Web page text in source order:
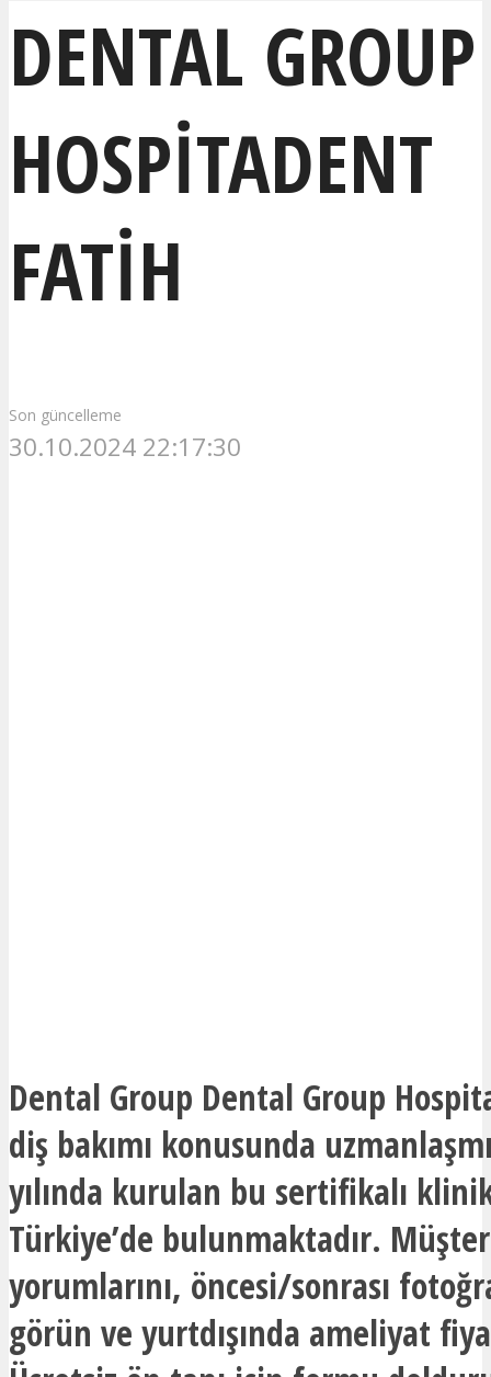
DENTAL GROUP
HOSPITADENT
FATIH
Son güncelleme
30.10.2024 22:17:30
Dental Group Dental Group
diş bakımı konusunda
yılında kurulan bu sertifikalı
Türkiye’de bulunmaktadır.
yorumlarını, öncesi/sonrası
görün ve yurtdışında ameliyat